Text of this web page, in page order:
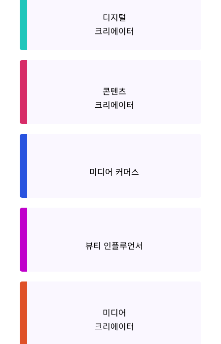
디지털
크리에이터
Digital Creator
콘텐츠
크리에이터
Contents Creator
미디어 커머스
뷰티 인플루언서
미디어
크리에이터
Media Creator